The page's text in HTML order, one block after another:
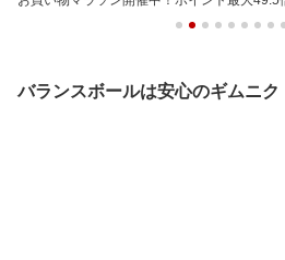
バランスボールは安心のギムニク